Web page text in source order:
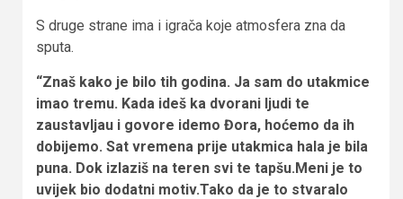
S druge strane ima i igrača koje atmosfera zna da
sputa.
“Znaš kako je bilo tih godina. Ja sam do utakmice
imao tremu. Kada ideš ka dvorani ljudi te
zaustavljau i govore idemo Đora, hoćemo da ih
dobijemo. Sat vremena prije utakmica hala je bila
puna. Dok izlaziš na teren svi te tapšu.Meni je to
uvijek bio dodatni motiv.Tako da je to stvaralo